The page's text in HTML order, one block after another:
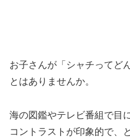
お子さんが「シャチってど
とはありませんか。
海の図鑑やテレビ番組で目
コントラストが印象的で、